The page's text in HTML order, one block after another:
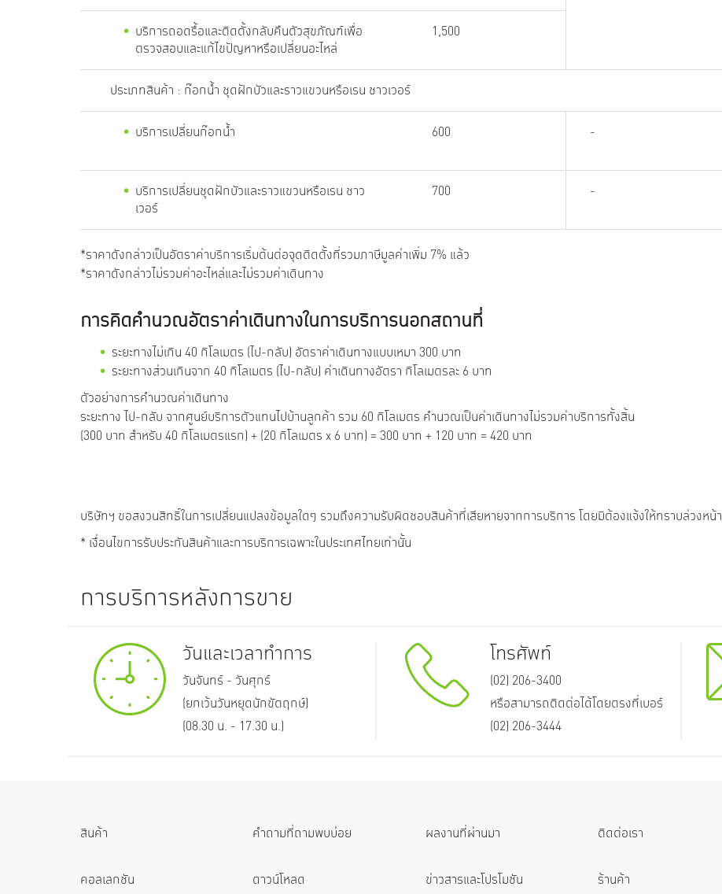
บริการถอดรื้อและติดตั้งกลับคืนตัวสุขภัณฑ์เพื่อ
ตรวจสอบและแก้ไขปัญหาหรือเปลี่ยนอะไหล่
1,500
ประเภทสินค้า : ก๊อกน้ำ ชุดฝักบัวและราวแขวนหรือเรน ชาวเวอร์
บริการเปลี่ยนก๊อกน้ำ 600 -
บริการเปลี่ยนชุดฝักบัวและราวแขวนหรือเรน ชาว
เวอร์
700 -
*ราคาดังกล่าวเป็นอัตราค่าบริการเริ่มต้นต่อจุดติดตั้งที่รวมภาษีมูลค่าเพิ่ม 7% แล้ว
*ราคาดังกล่าวไม่รวมค่าอะไหล่และไม่รวมค่าเดินทาง
การคิดคำนวณอัตราค่าเดินทางในการบริการนอกสถานที่
ระยะทางไม่เกิน 40 กิโลเมตร (ไป-กลับ) อัตราค่าเดินทางแบบเหมา 300 บาท
ระยะทางส่วนเกินจาก 40 กิโลเมตร (ไป-กลับ) ค่าเดินทางอัตรา กิโลเมตรละ 6 บาท
ตัวอย่างการคำนวณค่าเดินทาง
ระยะทาง ไป-กลับ จากศูนย์บริการตัวแทนไปบ้านลูกค้า รวม 60 กิโลเมตร คำนวณเป็นค่าเดินทางไม่รวมค่าบริการทั้งสิ้น
(300 บาท สำหรับ 40 กิโลเมตรแรก) + (20 กิโลเมตร x 6 บาท) = 300 บาท + 120 บาท = 420 บาท
บริษัทฯ ขอสงวนสิทธิ์ในการเปลี่ยนแปลงข้อมูลใดๆ รวมถึงความรับผิดชอบสินค้าที่เสียหายจากการบริการ โดยมิต้องแจ้งให้ทราบล่วงหน้า
* เงื่อนไขการรับประกันสินค้าและการบริการเฉพาะในประเทศไทยเท่านั้น
การบริการหลังการขาย
วันและเวลาทำการ
วันจันทร์ - วันศุกร์
(ยกเว้นวันหยุดนักขัตฤกษ์)
(08.30 น. - 17.30 น.)
โทรศัพท์
(02) 206-3400
หรือสามารถติดต่อได้โดยตรงที่เบอร์
(02) 206-3444
สินค้า
คอลเลกชัน
คำถามที่ถามพบบ่อย
ดาวน์โหลด
ผลงานที่ผ่านมา
ข่าวสารและโปรโมชัน
ติดต่อเรา
ร้านค้า